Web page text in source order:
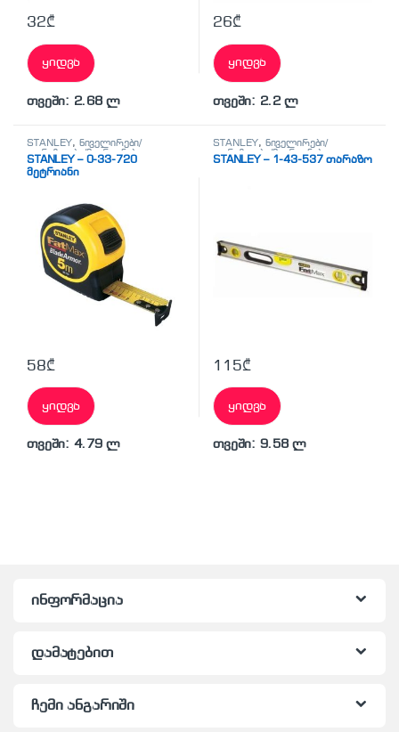
32₾
ყიდვა
თვეში: 2.68 ლ
26₾
ყიდვა
თვეში: 2.2 ლ
STANLEY, ნიველირები/
თარაზოები/მეტრიანები
STANLEY – 0-33-720
მეტრიანი
58₾
ყიდვა
თვეში: 4.79 ლ
STANLEY, ნიველირები/
თარაზოები/მეტრიანები
STANLEY – 1-43-537 თარაზო
115₾
ყიდვა
თვეში: 9.58 ლ
ინფორმაცია
დამატებით
ჩემი ანგარიში